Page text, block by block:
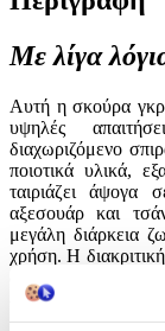
Με λίγα
Αυτή η σκούρα
υψηλές
διαχωριζόμενο
ποιοτικά υλικά,
ταιριάζει άψογα
αξεσουάρ και
μεγάλη διάρκεια
χρήση. Η
διακριτική
επισκευές σας.